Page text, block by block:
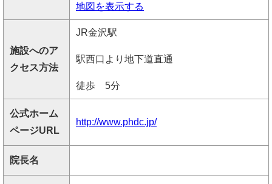
地図を表示する
施設へのア
クセス方法
JR金沢駅
駅西口より地下道直通
徒歩 5分
公式ホーム
ページURL
http://www.phdc.jp/
院長名